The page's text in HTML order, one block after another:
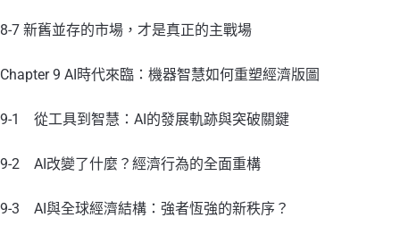
8-7 新舊並存的市場，才是真正的主戰場
Chapter 9 AI時代來臨：機器智慧如何重塑經濟版圖
9-1 從工具到智慧：AI的發展軌跡與突破關鍵
9-2 AI改變了什麼？經濟行為的全面重構
9-3 AI與全球經濟結構：強者恆強的新秩序？